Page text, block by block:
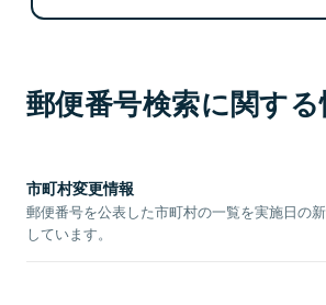
郵便番号検索に関す
市町村変更情報
郵便番号を公表した市町村の一覧を実施日の
しています。